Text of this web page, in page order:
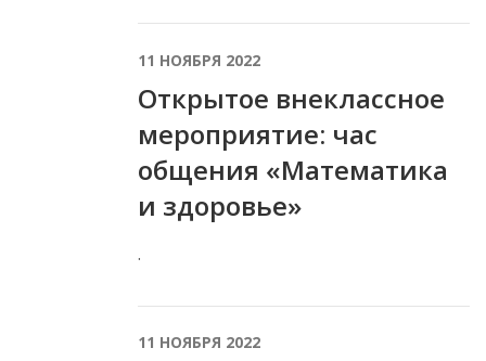
11 НОЯБРЯ 2022
Открытое внеклассное
мероприятие: час
общения «Математика
и здоровье»
.
11 НОЯБРЯ 2022